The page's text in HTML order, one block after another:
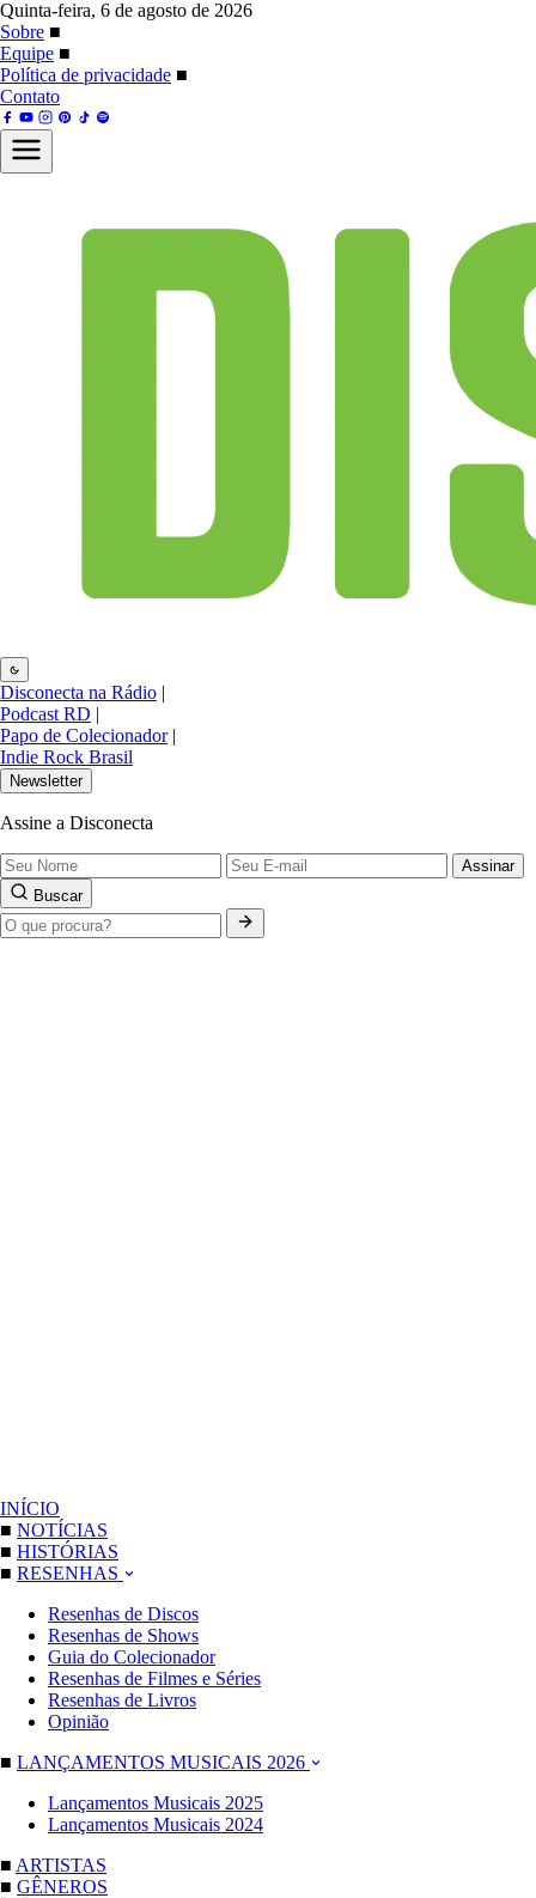
Quinta-feira, 6 de agosto de 2026
Sobre ■
Equipe ■
Política de privacidade ■
Contato
Disconecta na Rádio |
Podcast RD |
Papo de Colecionador |
Indie Rock Brasil
Newsletter
Assine a Disconecta
Assinar
Buscar
INÍCIO
■ NOTÍCIAS
■ HISTÓRIAS
■ RESENHAS
Resenhas de Discos
Resenhas de Shows
Guia do Colecionador
Resenhas de Filmes e Séries
Resenhas de Livros
Opinião
■ LANÇAMENTOS MUSICAIS 2026
Lançamentos Musicais 2025
Lançamentos Musicais 2024
■ ARTISTAS
■ GÊNEROS